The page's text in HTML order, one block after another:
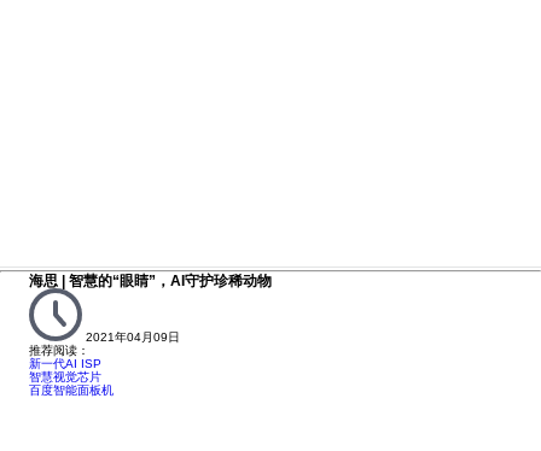
海思 | 智慧的“眼睛”，AI守护珍稀动物
2021年04月09日
推荐阅读：
新一代AI ISP
智慧视觉芯片
百度智能面板机